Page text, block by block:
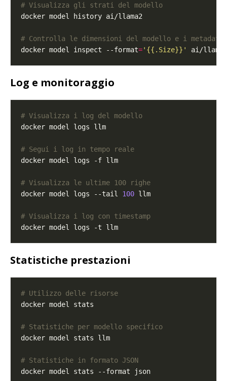
# Visualizza gli strati del modello
# Controlla le dimensioni del modello e i metadati
docker model inspect --format='{{.Size}}'
Log e monitoraggio
# Visualizza i log del modello
# Segui i log in tempo reale
# Visualizza le ultime 100 righe
docker model logs --tail 100
# Visualizza i log con timestamp
Statistiche prestazioni
# Utilizzo delle risorse
# Statistiche per modello specifico
# Statistiche in formato JSON